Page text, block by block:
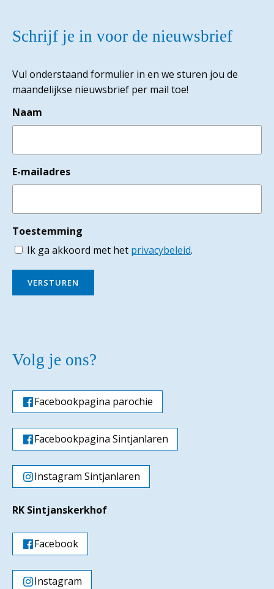
Schrijf je in voor de nieuwsbrief
Vul onderstaand formulier in en we sturen jou de
maandelijkse nieuwsbrief per mail toe!
Naam
E-mailadres
Toestemming
Ik ga akkoord met het privacybeleid.
VERSTUREN
Volg je ons?
Facebookpagina parochie
Facebookpagina Sintjanlaren
Instagram Sintjanlaren
RK Sintjanskerkhof
Facebook
Instagram